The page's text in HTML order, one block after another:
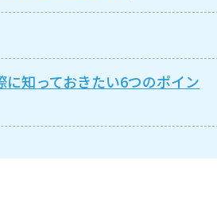
知っておきたい6つのポイン